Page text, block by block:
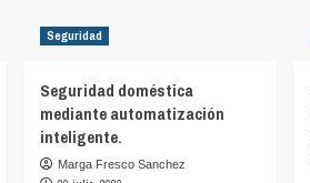
Seguridad
Seguridad doméstica
mediante automatización
inteligente.
Marga Fresco Sanchez